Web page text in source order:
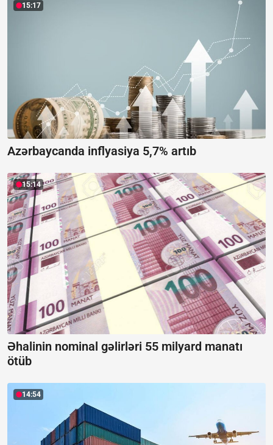
15:17
Azərbaycanda inflyasiya 5,7% artıb
15:14
Əhalinin nominal gəlirləri 55 milyard manatı
ötüb
14:54